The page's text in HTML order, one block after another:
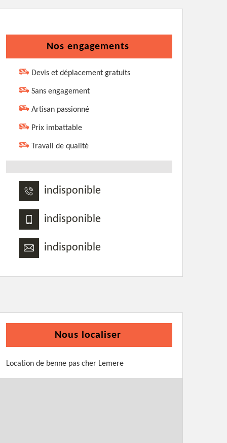
Nos engagements
Devis et déplacement gratuits
Sans engagement
Artisan passionné
Prix imbattable
Travail de qualité
indisponible
indisponible
indisponible
Nous localiser
Location de benne pas cher Lemere